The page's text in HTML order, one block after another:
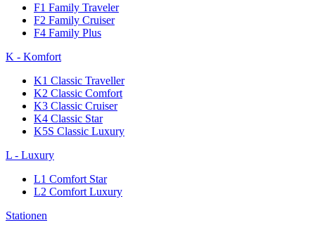
F1 Family Traveler
F2 Family Cruiser
F4 Family Plus
K - Komfort
K1 Classic Traveller
K2 Classic Comfort
K3 Classic Cruiser
K4 Classic Star
K5S Classic Luxury
L - Luxury
L1 Comfort Star
L2 Comfort Luxury
Stationen